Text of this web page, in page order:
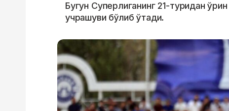
Бугун Суперлиганинг 21-туридан
учрашуви бўлиб ўтади.